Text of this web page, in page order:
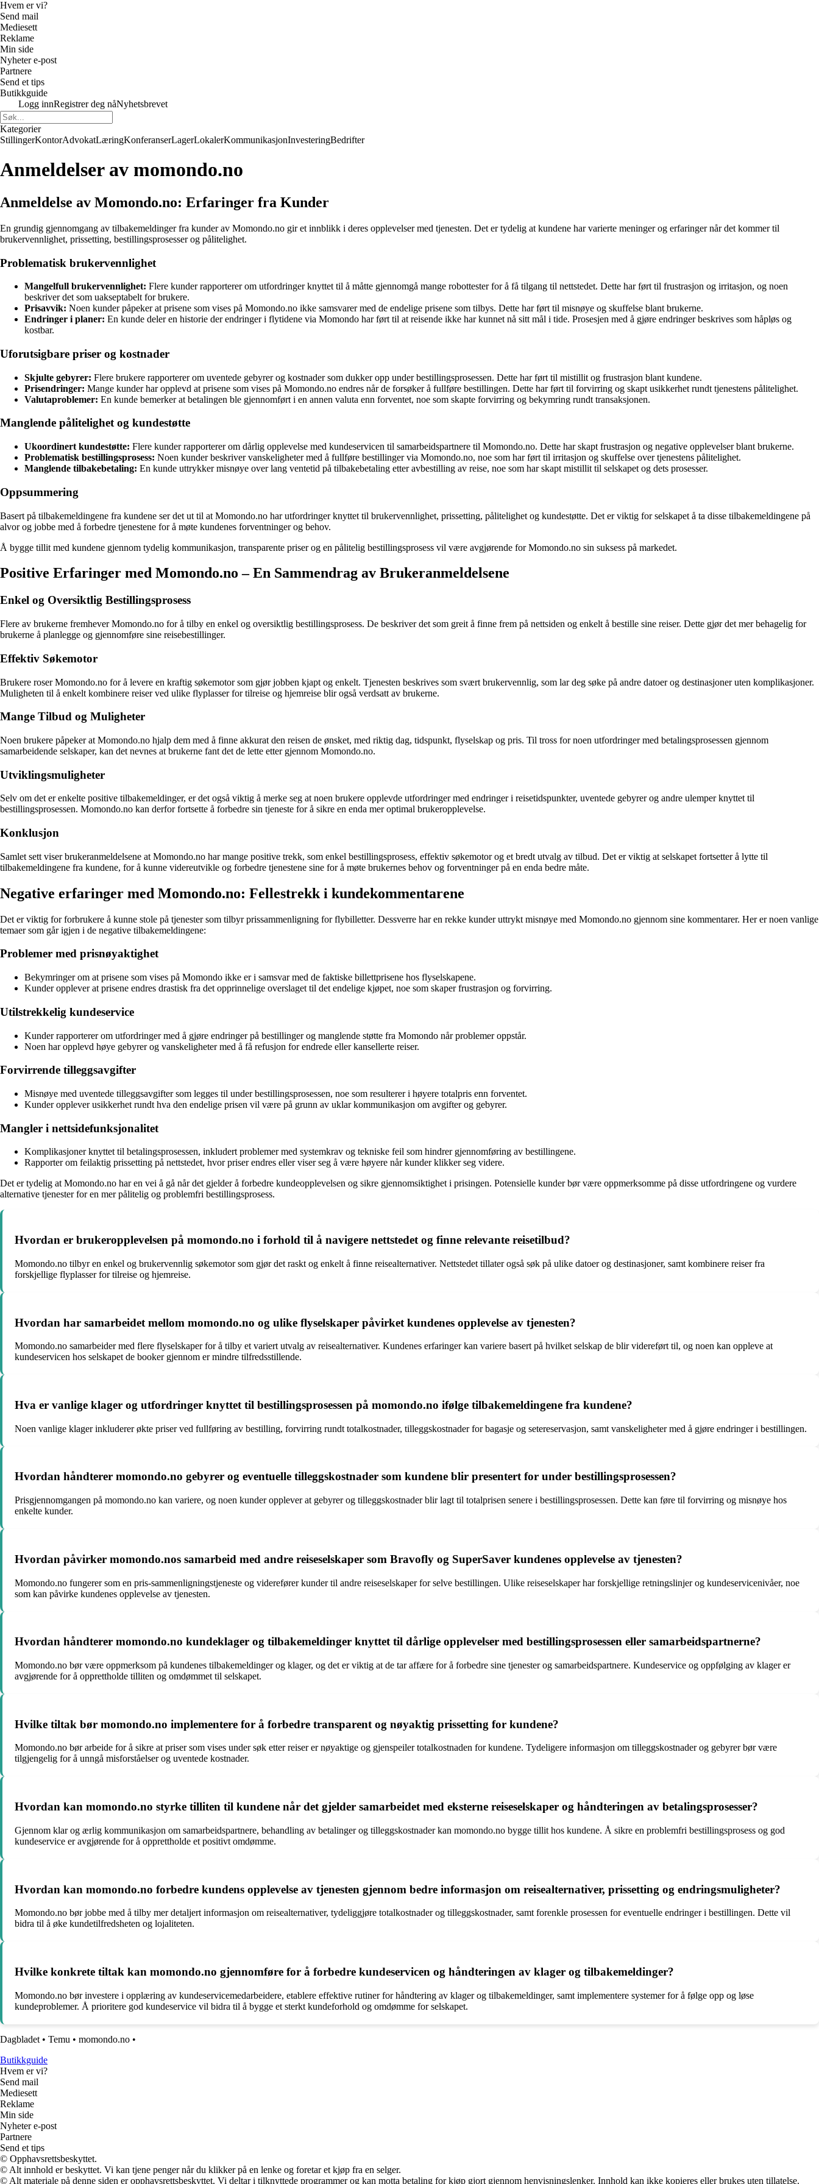
Hvem er vi?
Send mail
Mediesett
Reklame
Min side
Nyheter e-post
Partnere
Send et tips
Butikkguide
Logg innRegistrer deg nåNyhetsbrevet
Kategorier
StillingerKontorAdvokatLæringKonferanserLagerLokalerKommunikasjonInvesteringBedrifter
Anmeldelser av momondo.no
Anmeldelse av Momondo.no: Erfaringer fra Kunder
En grundig gjennomgang av tilbakemeldinger fra kunder av Momondo.no gir et innblikk i deres opplevelser med tjenesten. Det er tydelig at kundene har varierte meninger og erfaringer når det kommer til
brukervennlighet, prissetting, bestillingsprosesser og pålitelighet.
Problematisk brukervennlighet
Mangelfull brukervennlighet: Flere kunder rapporterer om utfordringer knyttet til å måtte gjennomgå mange robottester for å få tilgang til nettstedet. Dette har ført til frustrasjon og irritasjon, og noen
beskriver det som uakseptabelt for brukere.
Prisavvik: Noen kunder påpeker at prisene som vises på Momondo.no ikke samsvarer med de endelige prisene som tilbys. Dette har ført til misnøye og skuffelse blant brukerne.
Endringer i planer: En kunde deler en historie der endringer i flytidene via Momondo har ført til at reisende ikke har kunnet nå sitt mål i tide. Prosesjen med å gjøre endringer beskrives som håpløs og
kostbar.
Uforutsigbare priser og kostnader
Skjulte gebyrer: Flere brukere rapporterer om uventede gebyrer og kostnader som dukker opp under bestillingsprosessen. Dette har ført til mistillit og frustrasjon blant kundene.
Prisendringer: Mange kunder har opplevd at prisene som vises på Momondo.no endres når de forsøker å fullføre bestillingen. Dette har ført til forvirring og skapt usikkerhet rundt tjenestens pålitelighet.
Valutaproblemer: En kunde bemerker at betalingen ble gjennomført i en annen valuta enn forventet, noe som skapte forvirring og bekymring rundt transaksjonen.
Manglende pålitelighet og kundestøtte
Ukoordinert kundestøtte: Flere kunder rapporterer om dårlig opplevelse med kundeservicen til samarbeidspartnere til Momondo.no. Dette har skapt frustrasjon og negative opplevelser blant brukerne.
Problematisk bestillingsprosess: Noen kunder beskriver vanskeligheter med å fullføre bestillinger via Momondo.no, noe som har ført til irritasjon og skuffelse over tjenestens pålitelighet.
Manglende tilbakebetaling: En kunde uttrykker misnøye over lang ventetid på tilbakebetaling etter avbestilling av reise, noe som har skapt mistillit til selskapet og dets prosesser.
Oppsummering
Basert på tilbakemeldingene fra kundene ser det ut til at Momondo.no har utfordringer knyttet til brukervennlighet, prissetting, pålitelighet og kundestøtte. Det er viktig for selskapet å ta disse tilbakemeldingene på
alvor og jobbe med å forbedre tjenestene for å møte kundenes forventninger og behov.
Å bygge tillit med kundene gjennom tydelig kommunikasjon, transparente priser og en pålitelig bestillingsprosess vil være avgjørende for Momondo.no sin suksess på markedet.
Positive Erfaringer med Momondo.no – En Sammendrag av Brukeranmeldelsene
Enkel og Oversiktlig Bestillingsprosess
Flere av brukerne fremhever Momondo.no for å tilby en enkel og oversiktlig bestillingsprosess. De beskriver det som greit å finne frem på nettsiden og enkelt å bestille sine reiser. Dette gjør det mer behagelig for
brukerne å planlegge og gjennomføre sine reisebestillinger.
Effektiv Søkemotor
Brukere roser Momondo.no for å levere en kraftig søkemotor som gjør jobben kjapt og enkelt. Tjenesten beskrives som svært brukervennlig, som lar deg søke på andre datoer og destinasjoner uten komplikasjoner.
Muligheten til å enkelt kombinere reiser ved ulike flyplasser for tilreise og hjemreise blir også verdsatt av brukerne.
Mange Tilbud og Muligheter
Noen brukere påpeker at Momondo.no hjalp dem med å finne akkurat den reisen de ønsket, med riktig dag, tidspunkt, flyselskap og pris. Til tross for noen utfordringer med betalingsprosessen gjennom
samarbeidende selskaper, kan det nevnes at brukerne fant det de lette etter gjennom Momondo.no.
Utviklingsmuligheter
Selv om det er enkelte positive tilbakemeldinger, er det også viktig å merke seg at noen brukere opplevde utfordringer med endringer i reisetidspunkter, uventede gebyrer og andre ulemper knyttet til
bestillingsprosessen. Momondo.no kan derfor fortsette å forbedre sin tjeneste for å sikre en enda mer optimal brukeropplevelse.
Konklusjon
Samlet sett viser brukeranmeldelsene at Momondo.no har mange positive trekk, som enkel bestillingsprosess, effektiv søkemotor og et bredt utvalg av tilbud. Det er viktig at selskapet fortsetter å lytte til
tilbakemeldingene fra kundene, for å kunne videreutvikle og forbedre tjenestene sine for å møte brukernes behov og forventninger på en enda bedre måte.
Negative erfaringer med Momondo.no: Fellestrekk i kundekommentarene
Det er viktig for forbrukere å kunne stole på tjenester som tilbyr prissammenligning for flybilletter. Dessverre har en rekke kunder uttrykt misnøye med Momondo.no gjennom sine kommentarer. Her er noen vanlige
temaer som går igjen i de negative tilbakemeldingene:
Problemer med prisnøyaktighet
Bekymringer om at prisene som vises på Momondo ikke er i samsvar med de faktiske billettprisene hos flyselskapene.
Kunder opplever at prisene endres drastisk fra det opprinnelige overslaget til det endelige kjøpet, noe som skaper frustrasjon og forvirring.
Utilstrekkelig kundeservice
Kunder rapporterer om utfordringer med å gjøre endringer på bestillinger og manglende støtte fra Momondo når problemer oppstår.
Noen har opplevd høye gebyrer og vanskeligheter med å få refusjon for endrede eller kansellerte reiser.
Forvirrende tilleggsavgifter
Misnøye med uventede tilleggsavgifter som legges til under bestillingsprosessen, noe som resulterer i høyere totalpris enn forventet.
Kunder opplever usikkerhet rundt hva den endelige prisen vil være på grunn av uklar kommunikasjon om avgifter og gebyrer.
Mangler i nettsidefunksjonalitet
Komplikasjoner knyttet til betalingsprosessen, inkludert problemer med systemkrav og tekniske feil som hindrer gjennomføring av bestillingene.
Rapporter om feilaktig prissetting på nettstedet, hvor priser endres eller viser seg å være høyere når kunder klikker seg videre.
Det er tydelig at Momondo.no har en vei å gå når det gjelder å forbedre kundeopplevelsen og sikre gjennomsiktighet i prisingen. Potensielle kunder bør være oppmerksomme på disse utfordringene og vurdere
alternative tjenester for en mer pålitelig og problemfri bestillingsprosess.
Hvordan er brukeropplevelsen på momondo.no i forhold til å navigere nettstedet og finne relevante reisetilbud?
Momondo.no tilbyr en enkel og brukervennlig søkemotor som gjør det raskt og enkelt å finne reisealternativer. Nettstedet tillater også søk på ulike datoer og destinasjoner, samt kombinere reiser fra
forskjellige flyplasser for tilreise og hjemreise.
Hvordan har samarbeidet mellom momondo.no og ulike flyselskaper påvirket kundenes opplevelse av tjenesten?
Momondo.no samarbeider med flere flyselskaper for å tilby et variert utvalg av reisealternativer. Kundenes erfaringer kan variere basert på hvilket selskap de blir videreført til, og noen kan oppleve at
kundeservicen hos selskapet de booker gjennom er mindre tilfredsstillende.
Hva er vanlige klager og utfordringer knyttet til bestillingsprosessen på momondo.no ifølge tilbakemeldingene fra kundene?
Noen vanlige klager inkluderer økte priser ved fullføring av bestilling, forvirring rundt totalkostnader, tilleggskostnader for bagasje og setereservasjon, samt vanskeligheter med å gjøre endringer i bestillingen.
Hvordan håndterer momondo.no gebyrer og eventuelle tilleggskostnader som kundene blir presentert for under bestillingsprosessen?
Prisgjennomgangen på momondo.no kan variere, og noen kunder opplever at gebyrer og tilleggskostnader blir lagt til totalprisen senere i bestillingsprosessen. Dette kan føre til forvirring og misnøye hos
enkelte kunder.
Hvordan påvirker momondo.nos samarbeid med andre reiseselskaper som Bravofly og SuperSaver kundenes opplevelse av tjenesten?
Momondo.no fungerer som en pris-sammenligningstjeneste og viderefører kunder til andre reiseselskaper for selve bestillingen. Ulike reiseselskaper har forskjellige retningslinjer og kundeservicenivåer, noe
som kan påvirke kundenes opplevelse av tjenesten.
Hvordan håndterer momondo.no kundeklager og tilbakemeldinger knyttet til dårlige opplevelser med bestillingsprosessen eller samarbeidspartnerne?
Momondo.no bør være oppmerksom på kundenes tilbakemeldinger og klager, og det er viktig at de tar affære for å forbedre sine tjenester og samarbeidspartnere. Kundeservice og oppfølging av klager er
avgjørende for å opprettholde tilliten og omdømmet til selskapet.
Hvilke tiltak bør momondo.no implementere for å forbedre transparent og nøyaktig prissetting for kundene?
Momondo.no bør arbeide for å sikre at priser som vises under søk etter reiser er nøyaktige og gjenspeiler totalkostnaden for kundene. Tydeligere informasjon om tilleggskostnader og gebyrer bør være
tilgjengelig for å unngå misforståelser og uventede kostnader.
Hvordan kan momondo.no styrke tilliten til kundene når det gjelder samarbeidet med eksterne reiseselskaper og håndteringen av betalingsprosesser?
Gjennom klar og ærlig kommunikasjon om samarbeidspartnere, behandling av betalinger og tilleggskostnader kan momondo.no bygge tillit hos kundene. Å sikre en problemfri bestillingsprosess og god
kundeservice er avgjørende for å opprettholde et positivt omdømme.
Hvordan kan momondo.no forbedre kundens opplevelse av tjenesten gjennom bedre informasjon om reisealternativer, prissetting og endringsmuligheter?
Momondo.no bør jobbe med å tilby mer detaljert informasjon om reisealternativer, tydeliggjøre totalkostnader og tilleggskostnader, samt forenkle prosessen for eventuelle endringer i bestillingen. Dette vil
bidra til å øke kundetilfredsheten og lojaliteten.
Hvilke konkrete tiltak kan momondo.no gjennomføre for å forbedre kundeservicen og håndteringen av klager og tilbakemeldinger?
Momondo.no bør investere i opplæring av kundeservicemedarbeidere, etablere effektive rutiner for håndtering av klager og tilbakemeldinger, samt implementere systemer for å følge opp og løse
kundeproblemer. Å prioritere god kundeservice vil bidra til å bygge et sterkt kundeforhold og omdømme for selskapet.
Dagbladet • Temu • momondo.no •
Butikkguide
Hvem er vi?
Send mail
Mediesett
Reklame
Min side
Nyheter e-post
Partnere
Send et tips
© Opphavsrettsbeskyttet.
© Alt innhold er beskyttet. Vi kan tjene penger når du klikker på en lenke og foretar et kjøp fra en selger.
© Alt materiale på denne siden er opphavsrettsbeskyttet. Vi deltar i tilknyttede programmer og kan motta betaling for kjøp gjort gjennom henvisningslenker. Innhold kan ikke kopieres eller brukes uten tillatelse.